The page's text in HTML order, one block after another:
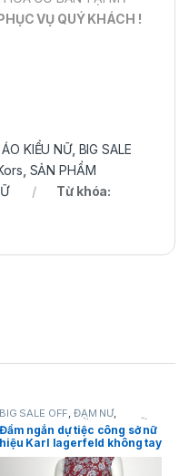
VỤ QUÝ KHÁCH !
ÁO KIỂU NỮ, BIG SALE
SẢN PHẨM
Từ khóa:
BIG SALE OFF,ĐẦM NỮ,
Karllagerfeld, THỜI TRANG NỮ
Đầm ngắn dự tiệc công sở nữ
hiệu Karl lagerfeld không tay
màu đỏ họa tiết hoa size 2
chính hãng